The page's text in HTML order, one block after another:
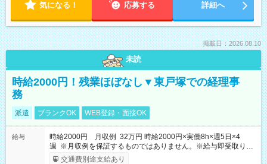
気になる！ 応募する 詳細へ
掲載日：2026.08.10
未読
時給2000円！残業ほぼなし▼東戸塚での経理事
務
派遣 ブランクOK WEB登録・面接OK
給与
時給2000円 月収例 32万円 時給2000円×実働8h×週5日×4
週 ※月収例を保証するものではありません。※給与即受取りサ
ービス利用可（利用条件有）
交通費別途支給あり